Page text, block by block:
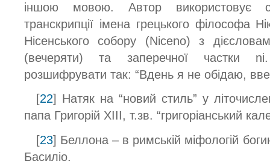
іншою мовою. Автор використовує
транскрипції імена грецького філософа
Нісенського собору (Niceno) з
(вечеряти) та заперечної частки
розшифрувати так: “Вдень я не обідаю,
[22] Натяк на “новий стиль” у
папа Григорій ХІІІ, т.зв. “григоріанський
[23] Беллона – в римській міфологій
Басиліо.